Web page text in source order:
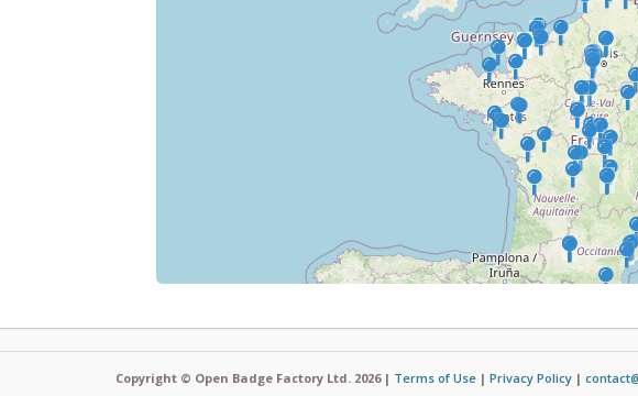
Copyright © Open Badge Factory Ltd. 2026 | Terms of Use| Privacy Policy|